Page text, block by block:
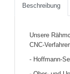
Beschreibung
Unsere
CNC-
- Hoffmann-